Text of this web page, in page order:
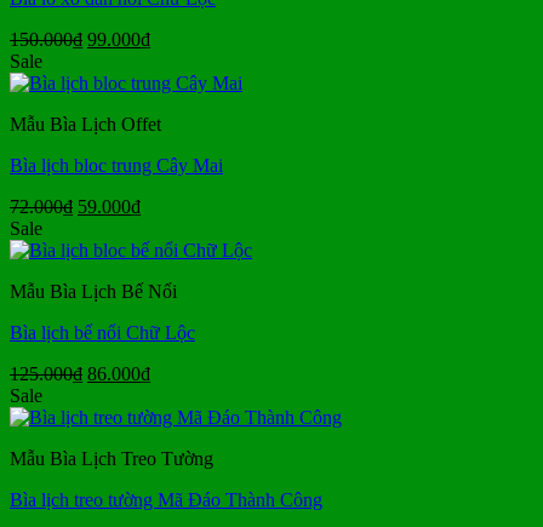
150.000₫ Giá
là:
99.000₫Giá
tại
99.000₫.
Sale
Mẫu Bìa Lịch Offet
Bìa lịch bloc trung Cây Mai
72.000₫ Giá
là:
59.000₫Giá
tại
59.000₫.
Sale
Mẫu Bìa Lịch Bế Nổi
Bìa lịch bế nổi Chữ Lộc
125.000₫ Giá
là:
86.000₫Giá
tại
86.000₫.
Sale
Mẫu Bìa Lịch Treo Tường
Bìa lịch treo tường Mã Đáo Thành Công